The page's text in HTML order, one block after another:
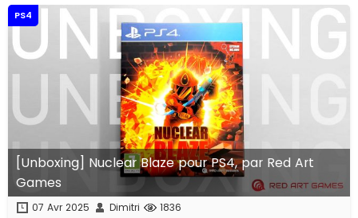
PS4
[Unboxing] Nuclear Blaze pour PS4, par Red Art
Games
07 Avr 2025 Dimitri 1836